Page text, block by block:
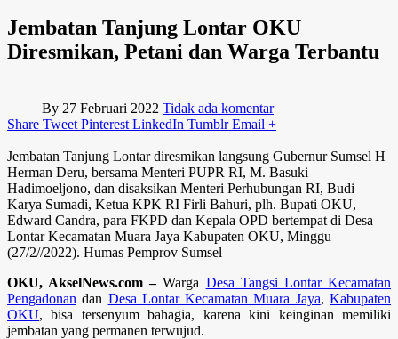
Jembatan Tanjung Lontar OKU
Diresmikan, Petani dan Warga Terbantu
By 27 Februari 2022 Tidak ada komentar
Share Tweet Pinterest LinkedIn Tumblr Email +
Jembatan Tanjung Lontar diresmikan langsung Gubernur Sumsel H
Herman Deru, bersama Menteri PUPR RI, M. Basuki
Hadimoeljono, dan disaksikan Menteri Perhubungan RI, Budi
Karya Sumadi, Ketua KPK RI Firli Bahuri, plh. Bupati OKU,
Edward Candra, para FKPD dan Kepala OPD bertempat di Desa
Lontar Kecamatan Muara Jaya Kabupaten OKU, Minggu
(27/2//2022). Humas Pemprov Sumsel
OKU, AkselNews.com –Warga Desa Tangsi Lontar Kecamatan
Pengadonan dan Desa Lontar Kecamatan Muara Jaya,Kabupaten
OKU, bisa tersenyum bahagia, karena kini keinginan memiliki
jembatan yang permanen terwujud.